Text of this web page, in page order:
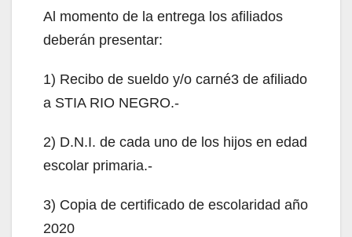
Al momento de la entrega los afiliados
deberán presentar:
1) Recibo de sueldo y/o carné3 de afiliado
a STIA RIO NEGRO.-
2) D.N.I. de cada uno de los hijos en edad
escolar primaria.-
3) Copia de certificado de escolaridad año
2020